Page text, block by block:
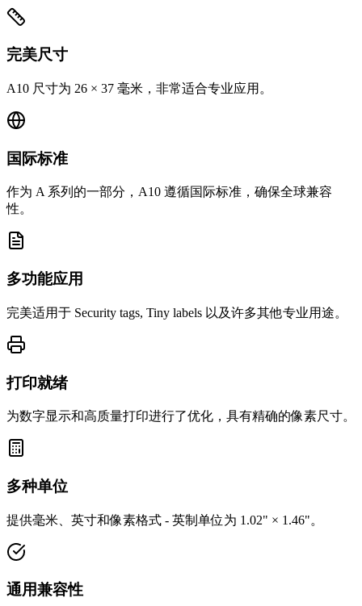
完美尺寸
A10 尺寸为 26 × 37 毫米，非常适合专业应用。
国际标准
作为 A 系列的一部分，A10 遵循国际标准，确保全球兼容
性。
多功能应用
完美适用于 Security tags, Tiny labels 以及许多其他专业用途。
打印就绪
为数字显示和高质量打印进行了优化，具有精确的像素尺寸。
多种单位
提供毫米、英寸和像素格式 - 英制单位为 1.02" × 1.46"。
通用兼容性